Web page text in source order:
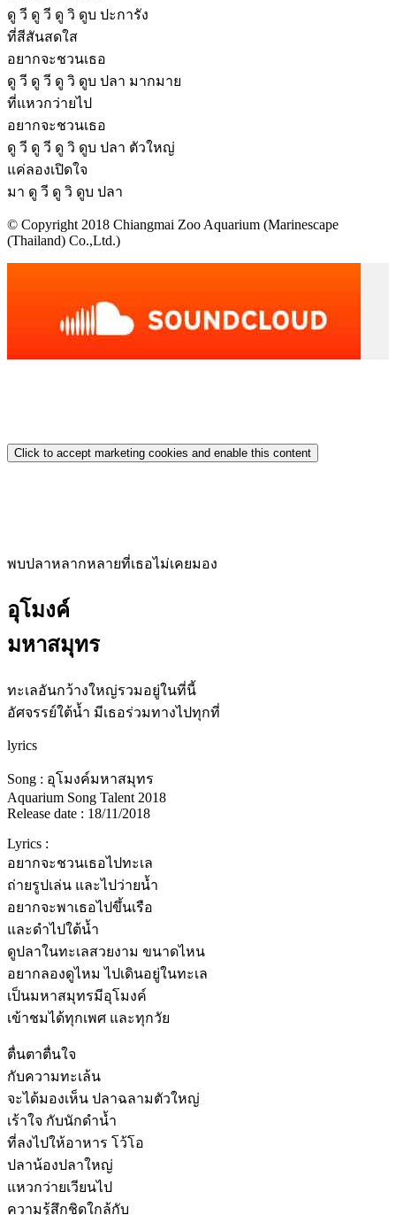
ดู วี ดู วี ดู วิ ดูบ ปะการัง
ที่สีสันสดใส
อยากจะชวนเธอ
ดู วี ดู วี ดู วิ ดูบ ปลา มากมาย
ที่แหวกว่ายไป
อยากจะชวนเธอ
ดู วี ดู วี ดู วิ ดูบ ปลา ตัวใหญ่
แค่ลองเปิดใจ
มา ดู วี ดู วิ ดูบ ปลา
© Copyright 2018 Chiangmai Zoo Aquarium (Marinescape
(Thailand) Co.,Ltd.)
Click to accept marketing cookies and enable this content
พบปลาหลากหลายที่เธอไม่เคยมอง
อุโมงค์
มหาสมุทร
ทะเลอันกว้างใหญ่รวมอยู่ในที่นี้
อัศจรรย์ใต้น้ำ มีเธอร่วมทางไปทุกที่
lyrics
Song : อุโมงค์มหาสมุทร
Aquarium Song Talent 2018
Release date : 18/11/2018
Lyrics :
อยากจะชวนเธอไปทะเล
ถ่ายรูปเล่น และไปว่ายน้ำ
อยากจะพาเธอไปขึ้นเรือ
และดำไปใต้น้ำ
ดูปลาในทะเลสวยงาม ขนาดไหน
อยากลองดูไหม ไปเดินอยู่ในทะเล
เป็นมหาสมุทรมีอุโมงค์
เข้าชมได้ทุกเพศ และทุกวัย
ตื่นตาตื่นใจ
กับความทะเล้น
จะได้มองเห็น ปลาฉลามตัวใหญ่
เร้าใจ กับนักดำน้ำ
ที่ลงไปให้อาหาร โว้โอ
ปลาน้องปลาใหญ่
แหวกว่ายเวียนไป
ความรู้สึกชิดใกล้กับ